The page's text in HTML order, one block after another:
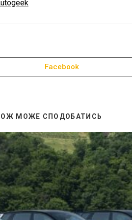
Відкрити
в
Facebook
МОЖЕ СПОДОБАТИСЬ